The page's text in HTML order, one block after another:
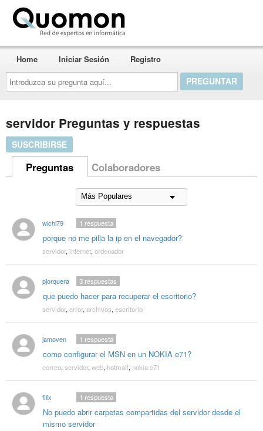
Introduzca
su
pregunta
aquí...
Home Iniciar Sesión Registro
servidor Preguntas y respuestas
SUSCRIBIRSE
Preguntas Colaboradores
wichi79
porque no me pilla la ip en el navegador?
1 respuesta
servidor, internet, ordenador
pjorquera
que puedo hacer para recuperar el escritorio?
3respuestas
servidor, error, archivos, escritorio
jamoven
como configurar el MSN en un NOKIA e71?
1 respuesta
correo, servidor, web, hotmail, nokia e71
filix
No puedo abrir carpetas compartidas del servidor desde el
mismo servidor
1 respuesta